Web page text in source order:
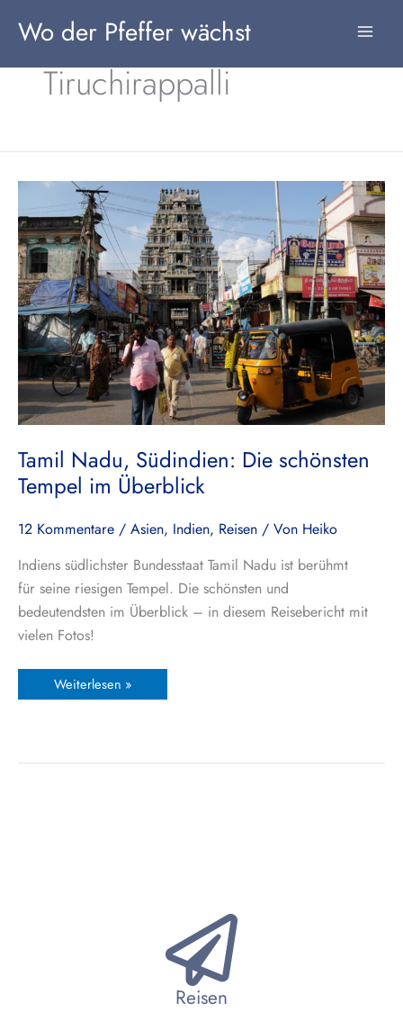
InhaltWo der Pfeffer wächst
Tiruchirappalli
Tamil Nadu, Südindien: Die schönsten
Tempel im Überblick
12 Kommentare / Asien, Indien, Reisen / Von Heiko
Indiens südlichster Bundesstaat Tamil Nadu ist berühmt
für seine riesigen Tempel. Die schönsten und
bedeutendsten im Überblick – in diesem Reisebericht mit
vielen Fotos!
Tamil
Nadu,
Südindien:
Die
schönsten
Tempel
im
Überblick
Weiterlesen »
Reisen